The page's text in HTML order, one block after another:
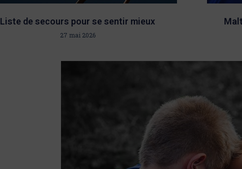
Liste de secours pour se sentir mieux
27 mai 2026